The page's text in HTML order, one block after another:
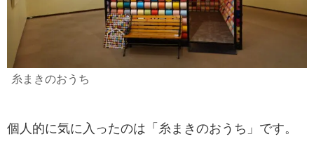
糸まきのおうち
個人的に気に入ったのは「糸まきのおうち」です。